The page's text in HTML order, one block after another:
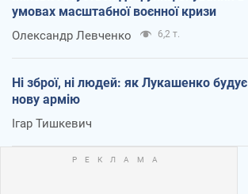
умовах масштабної воєнної кризи
Олександр Левченко 6,2 т.
Ні зброї, ні людей: як Лукашенко будує
нову армію
Ігар Тишкевич